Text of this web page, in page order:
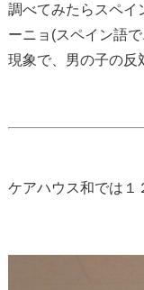
調べてみたらスペイ
ーニョ(スペイン語
現象で、男の子の反
ケアハウス和では１